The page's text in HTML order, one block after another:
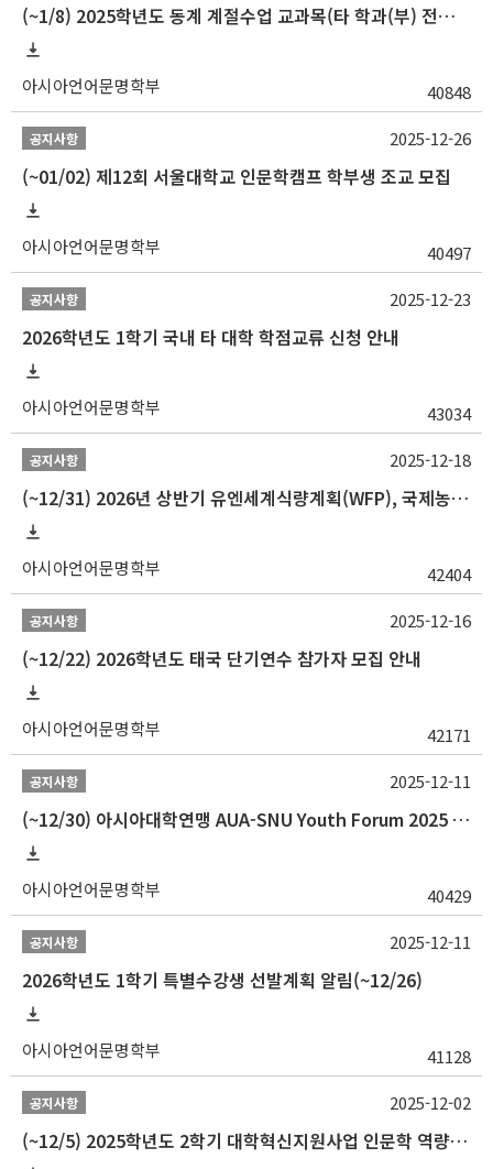
(~1/8) 2025학년도 동계 계절수업 교과목(타 학과(부) 전공 및 교양) 성적평가방법 선택제 신청 안내
아시아언어문명학부 40848
공지사항
(~01/02) 제12회 서울대학교 인문학캠프 학부생 조교 모집
아시아언어문명학부 40497
2025-12-26
공지사항
2026학년도 1학기 국내 타 대학 학점교류 신청 안내
아시아언어문명학부 43034
2025-12-23
공지사항
(~12/31) 2026년 상반기 유엔세계식량계획(WFP), 국제농업개발기금(IFAD) 및 유엔아동기금(UNICEF) 인턴십 프로그램 참가자 모집
아시아언어문명학부 42404
2025-12-18
공지사항
(~12/22) 2026학년도 태국 단기연수 참가자 모집 안내
아시아언어문명학부 42171
2025-12-16
공지사항
(~12/30) 아시아대학연맹 AUA-SNU Youth Forum 2025 참가자 선발 안내
아시아언어문명학부 40429
2025-12-11
공지사항
2026학년도 1학기 특별수강생 선발계획 알림(~12/26)
아시아언어문명학부 41128
2025-12-11
공지사항
(~12/5) 2025학년도 2학기 대학혁신지원사업 인문학 역량강화 국제학술대회 참가 경비 지원 안내(2차)
2025-12-02